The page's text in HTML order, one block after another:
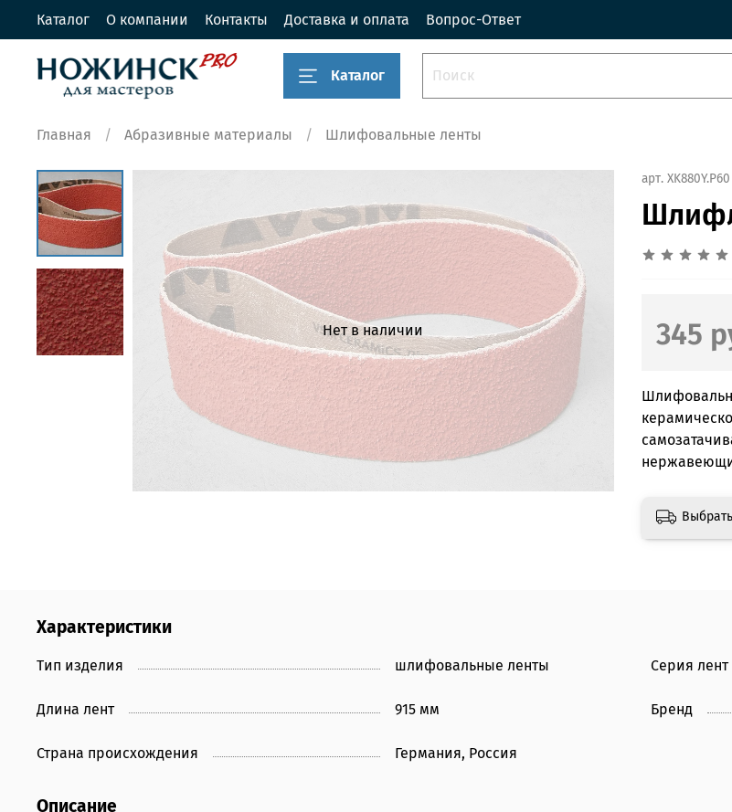
Каталог О компании Контакты Доставка и оплата Вопрос-Ответ
Каталог
Главная Абразивные материалы Шлифовальные ленты
Нет в наличии
арт.
345
Выбрать
Характеристики
Тип изделия шлифовальные ленты Серия лент
Длина лент 915 мм Бренд
Страна происхождения Германия, Россия
Описание